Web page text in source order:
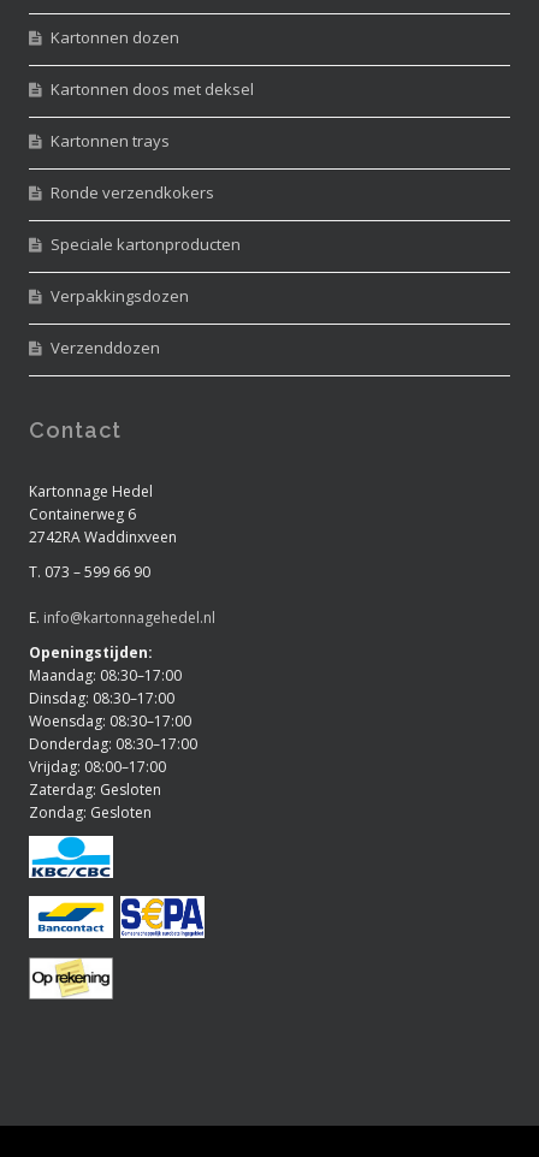
Kartonnen dozen
Kartonnen doos met deksel
Kartonnen trays
Ronde verzendkokers
Speciale kartonproducten
Verpakkingsdozen
Verzenddozen
Contact
Kartonnage Hedel
Containerweg 6
2742RA Waddinxveen
T. 073 – 599 66 90
E. info@kartonnagehedel.nl
Openingstijden:
Maandag: 08:30–17:00
Dinsdag: 08:30–17:00
Woensdag: 08:30–17:00
Donderdag: 08:30–17:00
Vrijdag: 08:00–17:00
Zaterdag: Gesloten
Zondag: Gesloten